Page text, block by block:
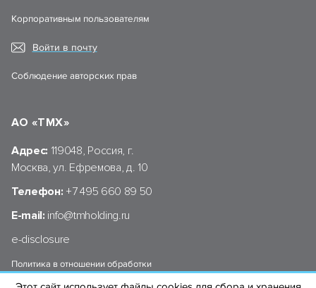
Корпоративным пользователям
Войти в почту
Соблюдение авторских прав
АО «ТМХ»
Адрес: 119048, Россия, г.
Москва, ул. Ефремова, д. 10
Телефон: +7 495 660 89 50
E-mail: info@tmholding.ru
e-disclosure
Политика в отношении обработки
персональных данных АО «ТМХ»